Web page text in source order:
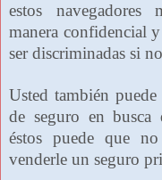
estos navegadores
manera confidencial
ser discriminadas si
Usted también
de seguro en busca
éstos puede que
venderle un seguro